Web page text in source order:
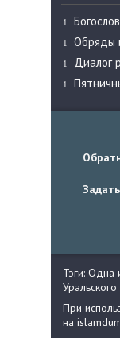
Обряды
Диалог
Тэги: Одна
При
на